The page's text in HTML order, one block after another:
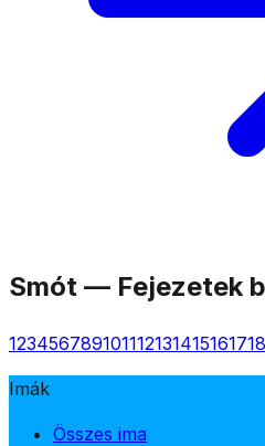
Smót — Fejezetek
123456789101112131415161718
Imák
Összes ima